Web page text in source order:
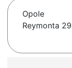
Opole
Reymonta 29